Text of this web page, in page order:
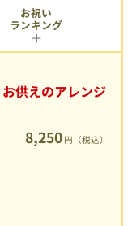
お供えのアレンジ
8,250 円（税込）
お祝い
ランキング